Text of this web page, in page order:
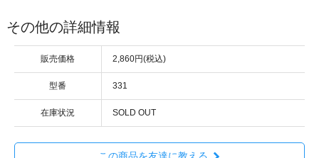
その他の詳細情報
販売価格 2,860円(税込)
型番 331
在庫状況 SOLD OUT